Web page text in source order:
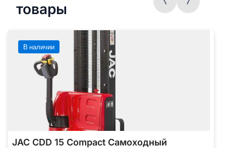
товары
В наличии
JAC CDD 15 Compact Самоходный